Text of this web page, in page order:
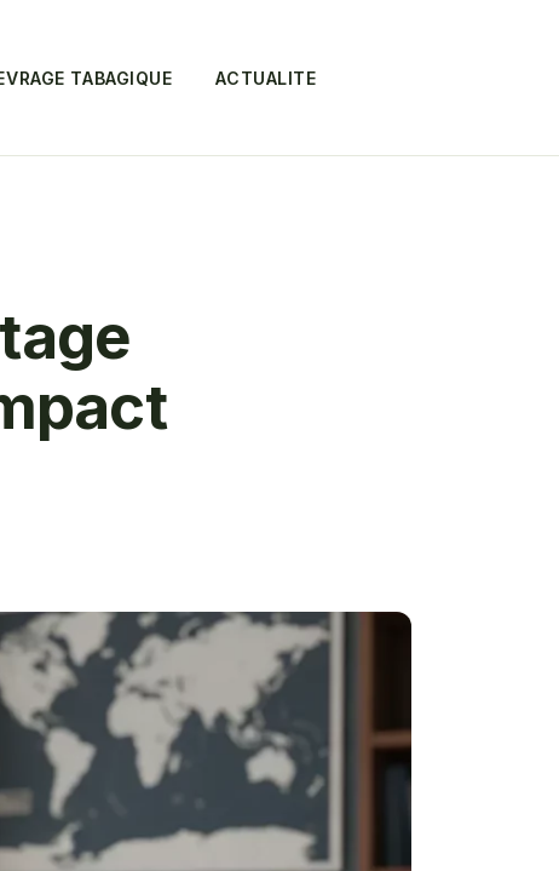
TABAGIQUE ACTUALITE